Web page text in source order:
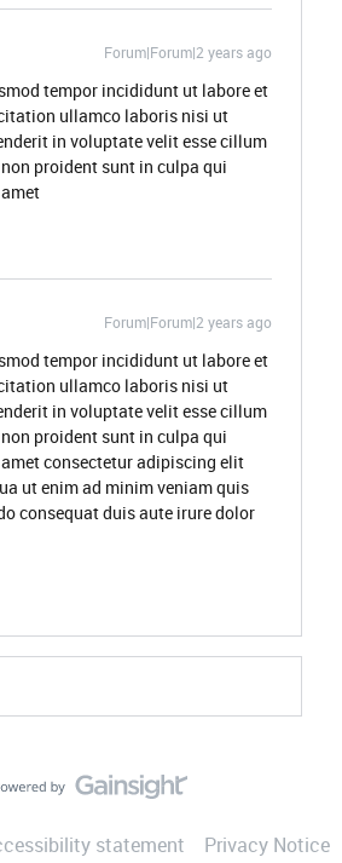
Forum|Forum|2 years ago
tempor incididunt ut labore et
ullamco laboris nisi ut
in voluptate velit esse cillum
proident sunt in culpa qui
Forum|Forum|2 years ago
tempor incididunt ut labore et
ullamco laboris nisi ut
in voluptate velit esse cillum
proident sunt in culpa qui
consectetur adipiscing elit
ut enim ad minim veniam quis
consequat duis aute irure dolor
statement Privacy Notice